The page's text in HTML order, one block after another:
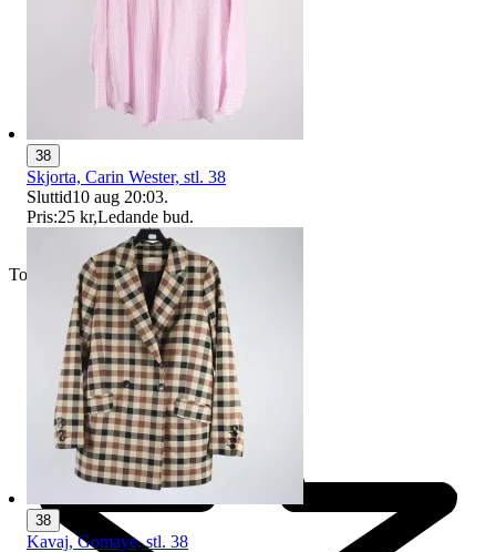
Toppsäljare
38
Skjorta, Carin Wester, stl. 38
Sluttid10 aug 20:03.
Pris:25 kr,Ledande bud.
38
Kavaj, Gomaye, stl. 38